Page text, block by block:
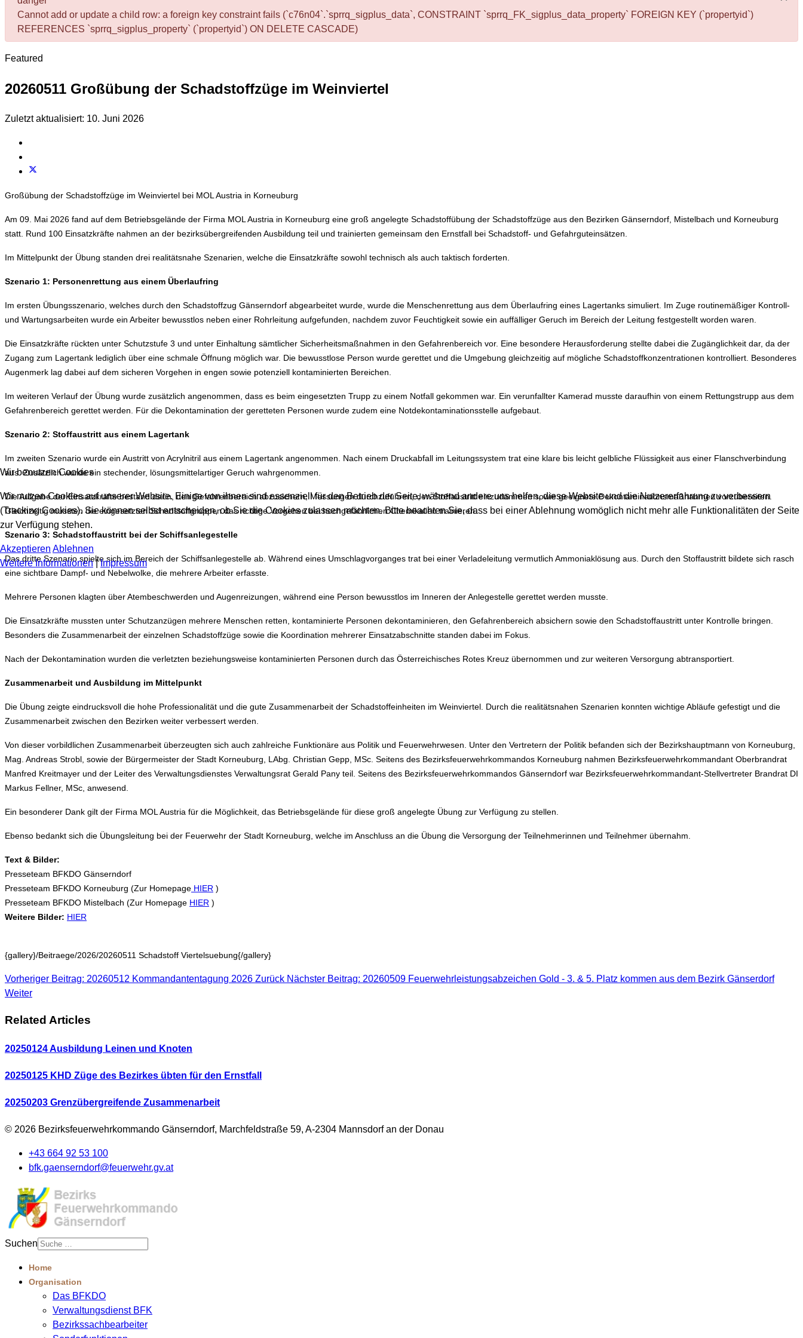
Cannot add or update a child row: a foreign key constraint fails (`c76n04`.`sprrq_sigplus_data`, CONSTRAINT `sprrq_FK_sigplus_data_property` FOREIGN KEY (`propertyid`)
REFERENCES `sprrq_sigplus_property` (`propertyid`) ON DELETE CASCADE)
Featured
20260511 Großübung der Schadstoffzüge im Weinviertel
Zuletzt aktualisiert: 10. Juni 2026
Großübung der Schadstoffzüge im Weinviertel bei MOL Austria in Korneuburg
Am 09. Mai 2026 fand auf dem Betriebsgelände der Firma MOL Austria in Korneuburg eine groß angelegte Schadstoffübung der Schadstoffzüge aus den Bezirken Gänserndorf, Mistelbach und Korneuburg
statt. Rund 100 Einsatzkräfte nahmen an der bezirksübergreifenden Ausbildung teil und trainierten gemeinsam den Ernstfall bei Schadstoff- und Gefahrguteinsätzen.
Im Mittelpunkt der Übung standen drei realitätsnahe Szenarien, welche die Einsatzkräfte sowohl technisch als auch taktisch forderten.
Szenario 1: Personenrettung aus einem Überlaufring
Im ersten Übungsszenario, welches durch den Schadstoffzug Gänserndorf abgearbeitet wurde, wurde die Menschenrettung aus dem Überlaufring eines Lagertanks simuliert. Im Zuge routinemäßiger Kontroll-
und Wartungsarbeiten wurde ein Arbeiter bewusstlos neben einer Rohrleitung aufgefunden, nachdem zuvor Feuchtigkeit sowie ein auffälliger Geruch im Bereich der Leitung festgestellt worden waren.
Die Einsatzkräfte rückten unter Schutzstufe 3 und unter Einhaltung sämtlicher Sicherheitsmaßnahmen in den Gefahrenbereich vor. Eine besondere Herausforderung stellte dabei die Zugänglichkeit dar, da der
Zugang zum Lagertank lediglich über eine schmale Öffnung möglich war. Die bewusstlose Person wurde gerettet und die Umgebung gleichzeitig auf mögliche Schadstoffkonzentrationen kontrolliert. Besonderes
Augenmerk lag dabei auf dem sicheren Vorgehen in engen sowie potenziell kontaminierten Bereichen.
Im weiteren Verlauf der Übung wurde zusätzlich angenommen, dass es beim eingesetzten Trupp zu einem Notfall gekommen war. Ein verunfallter Kamerad musste daraufhin von einem Rettungstrupp aus dem
Gefahrenbereich gerettet werden. Für die Dekontamination der geretteten Personen wurde zudem eine Notdekontaminationsstelle aufgebaut.
Szenario 2: Stoffaustritt aus einem Lagertank
Im zweiten Szenario wurde ein Austritt von Acrylnitril aus einem Lagertank angenommen. Nach einem Druckabfall im Leitungssystem trat eine klare bis leicht gelbliche Flüssigkeit aus einer Flanschverbindung
aus. Zusätzlich wurde ein stechender, lösungsmittelartiger Geruch wahrgenommen.
Die Aufgabe der Einsatzkräfte bestand darin, den Gefahrenbereich abzusichern, Messungen durchzuführen, den Stoffaustritt einzudämmen sowie geeignete Dekontaminationsmaßnahmen vorzubereiten.
Gleichzeitig mussten die eingesetzten Schadstoffgruppen das richtige Vorgehen bei hochgefährlichen Chemikalien trainieren.
Szenario 3: Schadstoffaustritt bei der Schiffsanlegestelle
Das dritte Szenario spielte sich im Bereich der Schiffsanlegestelle ab. Während eines Umschlagvorganges trat bei einer Verladeleitung vermutlich Ammoniaklösung aus. Durch den Stoffaustritt bildete sich rasch
eine sichtbare Dampf- und Nebelwolke, die mehrere Arbeiter erfasste.
Mehrere Personen klagten über Atembeschwerden und Augenreizungen, während eine Person bewusstlos im Inneren der Anlegestelle gerettet werden musste.
Die Einsatzkräfte mussten unter Schutzanzügen mehrere Menschen retten, kontaminierte Personen dekontaminieren, den Gefahrenbereich absichern sowie den Schadstoffaustritt unter Kontrolle bringen.
Besonders die Zusammenarbeit der einzelnen Schadstoffzüge sowie die Koordination mehrerer Einsatzabschnitte standen dabei im Fokus.
Nach der Dekontamination wurden die verletzten beziehungsweise kontaminierten Personen durch das Österreichisches Rotes Kreuz übernommen und zur weiteren Versorgung abtransportiert.
Zusammenarbeit und Ausbildung im Mittelpunkt
Die Übung zeigte eindrucksvoll die hohe Professionalität und die gute Zusammenarbeit der Schadstoffeinheiten im Weinviertel. Durch die realitätsnahen Szenarien konnten wichtige Abläufe gefestigt und die
Zusammenarbeit zwischen den Bezirken weiter verbessert werden.
Von dieser vorbildlichen Zusammenarbeit überzeugten sich auch zahlreiche Funktionäre aus Politik und Feuerwehrwesen. Unter den Vertretern der Politik befanden sich der Bezirkshauptmann von Korneuburg,
Mag. Andreas Strobl, sowie der Bürgermeister der Stadt Korneuburg, LAbg. Christian Gepp, MSc. Seitens des Bezirksfeuerwehrkommandos Korneuburg nahmen Bezirksfeuerwehrkommandant Oberbrandrat
Manfred Kreitmayer und der Leiter des Verwaltungsdienstes Verwaltungsrat Gerald Pany teil. Seitens des Bezirksfeuerwehrkommandos Gänserndorf war Bezirksfeuerwehrkommandant-Stellvertreter Brandrat DI
Markus Fellner, MSc, anwesend.
Ein besonderer Dank gilt der Firma MOL Austria für die Möglichkeit, das Betriebsgelände für diese groß angelegte Übung zur Verfügung zu stellen.
Ebenso bedankt sich die Übungsleitung bei der Feuerwehr der Stadt Korneuburg, welche im Anschluss an die Übung die Versorgung der Teilnehmerinnen und Teilnehmer übernahm.
Text & Bilder:
Presseteam BFKDO Gänserndorf
Presseteam BFKDO Korneuburg (Zur Homepage HIER )
Presseteam BFKDO Mistelbach (Zur Homepage HIER )
Weitere Bilder: HIER
{gallery}/Beitraege/2026/20260511 Schadstoff Viertelsuebung{/gallery}
Vorheriger Beitrag: 20260512 Kommandantentagung 2026 Zurück Nächster Beitrag: 20260509 Feuerwehrleistungsabzeichen Gold - 3. & 5. Platz kommen aus dem Bezirk Gänserdorf
Weiter
Related Articles
20250124 Ausbildung Leinen und Knoten
20250125 KHD Züge des Bezirkes übten für den Ernstfall
20250203 Grenzübergreifende Zusammenarbeit
© 2026 Bezirksfeuerwehrkommando Gänserndorf, Marchfeldstraße 59, A-2304 Mannsdorf an der Donau
+43 664 92 53 100
bfk.gaenserndorf@feuerwehr.gv.at
Suchen
Home
Organisation
Das BFKDO
Verwaltungsdienst BFK
Bezirkssachbearbeiter
Wir benutzen Cookies
Wir nutzen Cookies auf unserer Website. Einige von ihnen sind essenziell für den Betrieb der Seite, während andere uns helfen, diese Website und die Nutzererfahrung zu verbessern
(Tracking Cookies). Sie können selbst entscheiden, ob Sie die Cookies zulassen möchten. Bitte beachten Sie, dass bei einer Ablehnung womöglich nicht mehr alle Funktionalitäten der Seite
zur Verfügung stehen.
Akzeptieren Ablehnen
Weitere Informationen|Impressum